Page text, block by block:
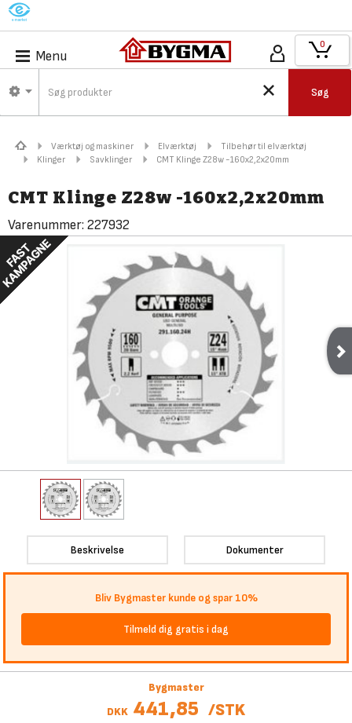
M
Menu
Søg
0
Værktøj og maskiner Elværktøj
Tilbehør til elværktøj
Klinger
Savklinger CMT Klinge Z28w -160x2,2x20mm
CMT Klinge Z28w -160x2,2x20mm
Varenummer: 227932
Beskrivelse Dokumenter
Bliv Bygmaster kunde og spar 10%
Tilmeld dig gratis i dag
Bygmaster
DKK 441,85 /STK